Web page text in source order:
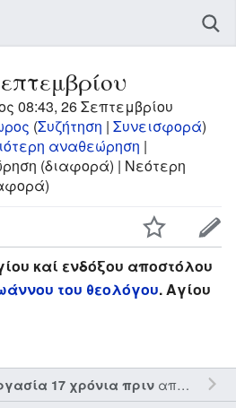
08:43, 26 Σεπτεμβρίου
(Συζήτηση | Συνεισφορά)
αναθεώρηση |
(διαφορά) | Νεότερη
καί ενδόξου αποστόλου
του θεολόγου. Αγίου
17 χρόνια πριναπό τον την